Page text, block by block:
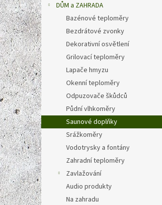
DŮM a ZAHRADA
Bazénové teploměry
Bezdrátové zvonky
Dekorativní osvětlení
Grilovací teploměry
Lapače hmyzu
Okenní teploměry
Odpuzovače škůdců
Půdní vlhkoměry
Saunové doplňky
Srážkoměry
Vodotrysky a fontány
Zahradní teploměry
Zavlažování
Audio produkty
Na zahradu